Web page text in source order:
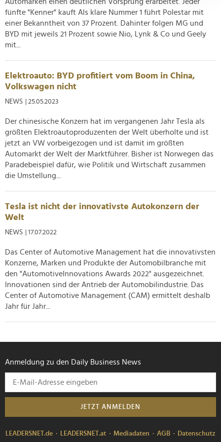
Abschnitt Einzelheiten fest.
Wir verwenden Cookies, um Inhalte und Anzeigen zu
personalisieren, Funktionen für soziale Medien anbieten
Verwendung unserer Website an unsere Partner für
soziale Medien, Werbung und Analysen weiter. Unsere
Partner führen diese Informationen möglicherweise mit
haben oder die sie im Rahmen Ihrer Nutzung der Dienste
gesammelt haben.
fünfte "Kenner" kauft Als klare Nummer 1 führt Polestar mit
einer Bekanntheit von 37 Prozent. Dahinter folgen MG und
BYD mit jeweils 21 Prozent sowie Nio, Lynk & Co und Geely
mit...
Elektroauto: BYD profitiert vom Boom in China,
Volkswagen nicht
NEWS | 25.05.2023
Der chinesische Konzern hat im vergangenen Jahr Tesla als
größten Elektroautoproduzenten der Welt überholte und ist
jetzt an VW vorbeigezogen und ist damit im größten
Automarkt der Welt der Marktführer. Bisher ist Norwegen das
Paradebeispiel dafür, wie Politik und Wirtschaft zusammen
die Umstellung...
Tesla ist nicht der innovativste Autokonzern der
Welt
NEWS | 17.07.2022
Das Center of Automotive Management hat die innovativsten
Konzerne, Marken und Produkte der Automobilbranche mit
den "AutomotiveInnovations Awards 2022" ausgezeichnet.
Innovationen sind der Antrieb der Automobilindustrie. Das
Center of Automotive Management (CAM) ermittelt deshalb
Jahr für Jahr...
Anmeldung zu den Daily Business News
JETZT ANMELDEN
LEADERSNET.de LEADERSNET.at Mediadaten AGB Datenschutz